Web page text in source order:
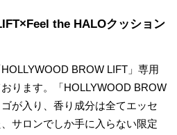
the HALOクッション
BROW LIFT」専用
ります。「HOLLYWOOD BROW
が入り、香り成分は全てエッセ
サロンでしか手に入らない限定